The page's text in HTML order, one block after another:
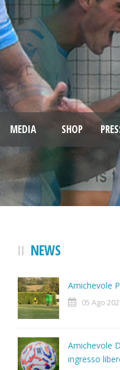
MEDIA SHOP
NEWS
Amichevole
05 Ago
Amichevole
ingresso